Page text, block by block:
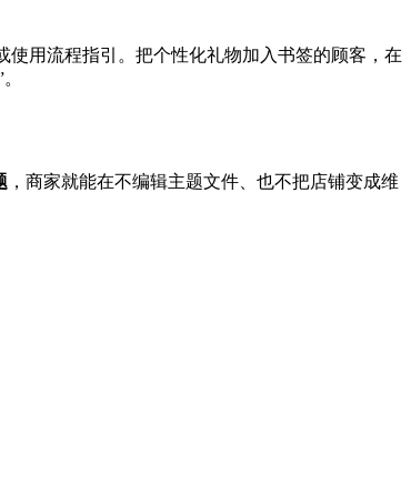
用流程指引。把个性化礼物加入书签的顾客，在
，商家就能在不编辑主题文件、也不把店铺变成维